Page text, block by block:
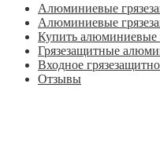
Алюминиевые
Алюминиевые
Купить алюминиевые
Грязезащитные
Входное
Отзывы